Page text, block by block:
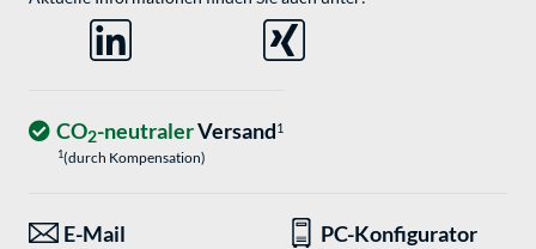
CO2-neutralerVersand1
1(durch Kompensation)
E-Mail
PC-Konfigurator